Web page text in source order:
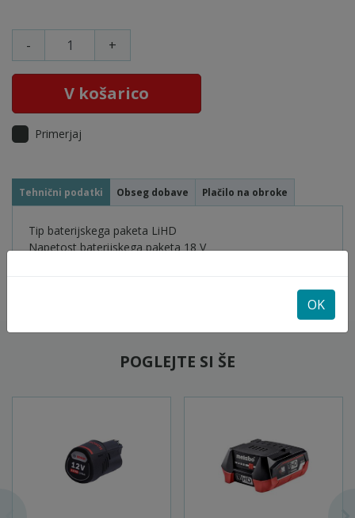
- +
V košarico
Primerjaj
Tehnični podatki Obseg dobave Plačilo na obroke
Tip baterijskega paketa LiHD
Napetost baterijskega paketa 18 V
POGLEJTE SI ŠE
OK